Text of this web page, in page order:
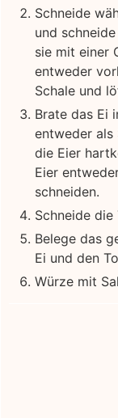
Schneide
und
sie mit einer
entweder
Schale und
Brate das Ei
entweder als
die Eier
Eier
schneiden.
Schneide die
Belege das
Ei und den
Würze mit